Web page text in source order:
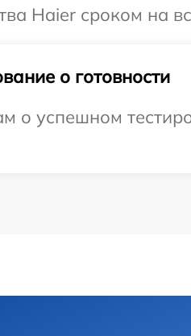
Haier сроком на
о готовности
успешном